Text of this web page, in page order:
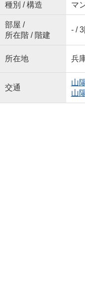
種別 / 構造 マ
部屋 /
所在階 / 階建
- /
所在地 兵
交通
山
山